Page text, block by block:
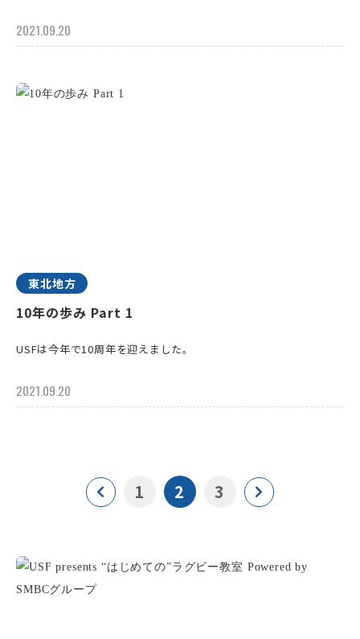
2021.09.20
東北地方
10年の歩み Part 1
USFは今年で10周年を迎えました。
2021.09.20
1 2 3